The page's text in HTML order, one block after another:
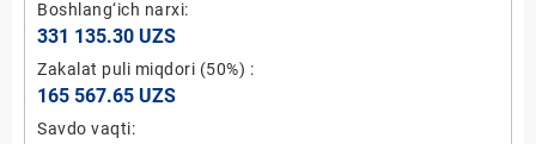
Boshlang‘ich narxi:
331 135.30 UZS
Zakalat puli miqdori (50%) :
165 567.65 UZS
Savdo vaqti: